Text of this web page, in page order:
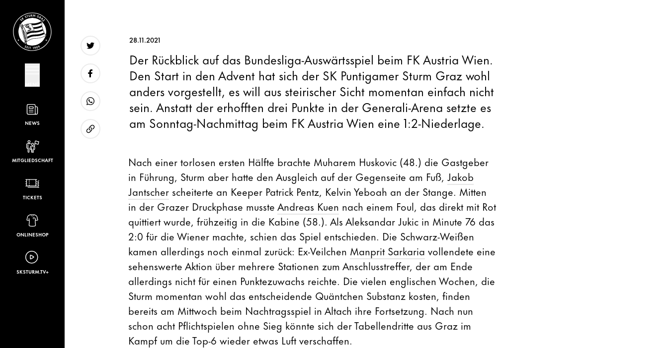
NEWS
MITGLIEDSCHAFT
TICKETS
ONLINESHOP
SKSTURM.TV+
28.11.2021
Der Rückblick auf das Bundesliga-Auswärtsspiel beim FK Austria Wien.
Den Start in den Advent hat sich der SK Puntigamer Sturm Graz wohl
anders vorgestellt, es will aus steirischer Sicht momentan einfach nicht
sein. Anstatt der erhofften drei Punkte in der Generali-Arena setzte es
am Sonntag-Nachmittag beim FK Austria Wien eine 1:2-Niederlage.
Nach einer torlosen ersten Hälfte brachte Muharem Huskovic (48.) die Gastgeber
in Führung, Sturm aber hatte den Ausgleich auf der Gegenseite am Fuß, Jakob
Jantscherscheiterte an Keeper Patrick Pentz, Kelvin Yeboah an der Stange. Mitten
in der Grazer Druckphase mussteAndreas Kuen nach einem Foul, das direkt mit Rot
quittiert wurde, frühzeitig in die Kabine (58.). Als Aleksandar Jukic in Minute 76 das
2:0 für die Wiener machte, schien das Spiel entschieden. Die Schwarz-Weißen
kamen allerdings noch einmal zurück: Ex-Veilchen Manprit Sarkaria vollendete eine
sehenswerte Aktion über mehrere Stationen zum Anschlusstreffer, der am Ende
allerdings nicht für einen Punktezuwachs reichte. Die vielen englischen Wochen, die
Sturm momentan wohl das entscheidende Quäntchen Substanz kosten, finden
bereits am Mittwoch beim Nachtragsspiel in Altach ihre Fortsetzung. Nach nun
schon acht Pflichtspielen ohne Sieg könnte sich der Tabellendritte aus Graz im
Kampf um die Top-6 wieder etwas Luft verschaffen.